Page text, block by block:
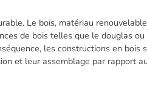
Le bois, matériau
de bois telles que le douglas
les constructions en bois
et leur assemblage par rapport